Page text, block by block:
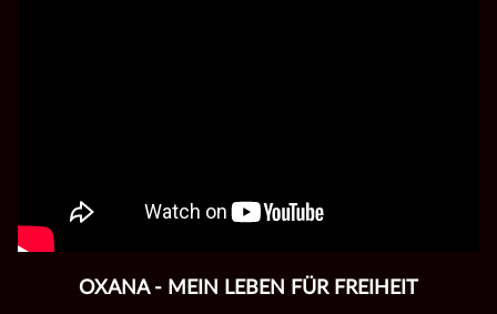
OXANA - MEIN LEBEN FÜR FREIHEIT